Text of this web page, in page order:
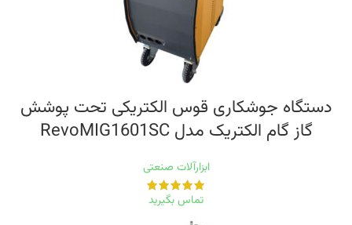
دستگاه جوشکاری قوس الکتریکی تحت پوشش
گاز گام الکتریک مدل RevoMIG1601SC
ابزارآلات صنعتی
تماس بگیرید